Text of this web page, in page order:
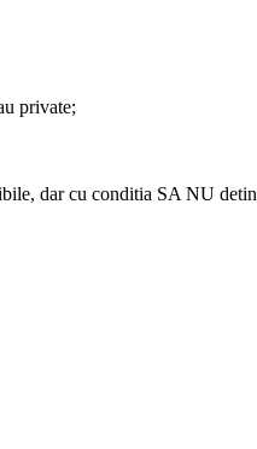
private;
dar cu conditia SA NU